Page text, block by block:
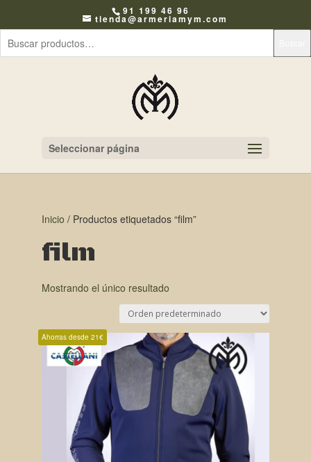
91 199 46 96
tienda@armeriamym.com
Seleccionar página
Inicio / Productos etiquetados “film”
film
Mostrando el único resultado
Ahorras desde 21€